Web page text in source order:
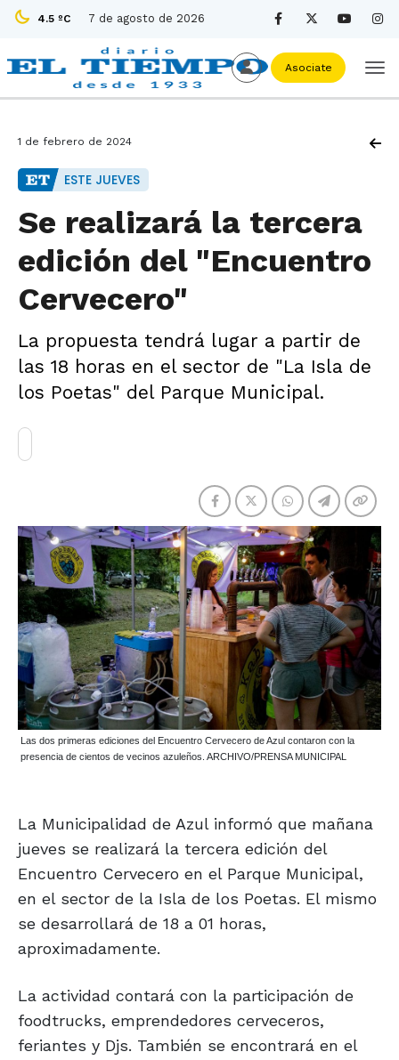
4.5 ºC 7 de agosto de 2026
Asociate
1 de febrero de 2024
ESTE JUEVES
Se realizará la tercera
edición del "Encuentro
Cervecero"
La propuesta tendrá lugar a partir de
las 18 horas en el sector de "La Isla de
los Poetas" del Parque Municipal.
Las dos primeras ediciones del Encuentro Cervecero de Azul contaron con la
presencia de cientos de vecinos azuleños. ARCHIVO/PRENSA MUNICIPAL
La Municipalidad de Azul informó que mañana
jueves se realizará la tercera edición del
Encuentro Cervecero en el Parque Municipal,
en el sector de la Isla de los Poetas. El mismo
se desarrollará de 18 a 01 horas,
aproximadamente.
La actividad contará con la participación de
foodtrucks, emprendedores cerveceros,
feriantes y Djs. También se encontrará en el